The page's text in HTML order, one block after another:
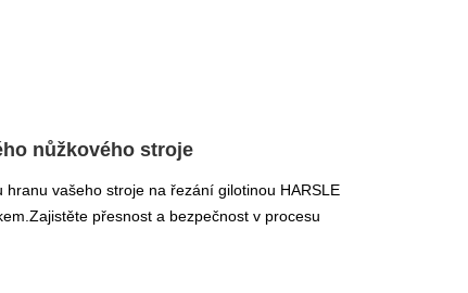
nůžkového stroje
vašeho stroje na řezání gilotinou HARSLE
přesnost a bezpečnost v procesu